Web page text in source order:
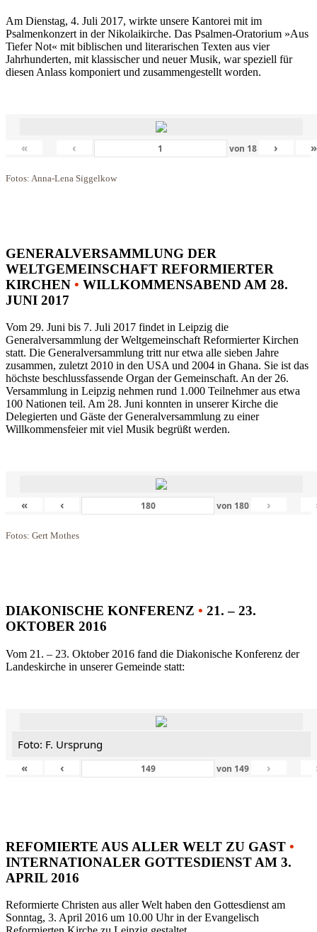
Am Dienstag, 4. Juli 2017, wirkte unsere Kantorei mit im
Psalmenkonzert in der Nikolaikirche. Das Psalmen-Oratorium »Aus
Tiefer Not« mit biblischen und literarischen Texten aus vier
Jahrhunderten, mit klassischer und neuer Musik, war speziell für
diesen Anlass komponiert und zusammengestellt worden.
« ‹ von 18 › »
Fotos: Anna-Lena Siggelkow
GENERALVERSAMMLUNG DER
WELTGEMEINSCHAFT REFORMIERTER
KIRCHEN • WILLKOMMENSABEND AM 28.
JUNI 2017
Vom 29. Juni bis 7. Juli 2017 findet in Leipzig die
Generalversammlung der Weltgemeinschaft Reformierter Kirchen
statt. Die Generalversammlung tritt nur etwa alle sieben Jahre
zusammen, zuletzt 2010 in den USA und 2004 in Ghana. Sie ist das
höchste beschlussfassende Organ der Gemeinschaft. An der 26.
Versammlung in Leipzig nehmen rund 1.000 Teilnehmer aus etwa
100 Nationen teil. Am 28. Juni konnten in unserer Kirche die
Delegierten und Gäste der Generalversammlung zu einer
Willkommensfeier mit viel Musik begrüßt werden.
« ‹ von 180 ›
Fotos: Gert Mothes
DIAKONISCHE KONFERENZ • 21. – 23.
OKTOBER 2016
Vom 21. – 23. Oktober 2016 fand die Diakonische Konferenz der
Landeskirche in unserer Gemeinde statt:
Foto: F. Ursprung
«
‹ von 149 ›
REFOMIERTE AUS ALLER WELT ZU GAST •
INTERNATIONALER GOTTESDIENST AM 3.
APRIL 2016
Reformierte Christen aus aller Welt haben den Gottesdienst am
Sonntag, 3. April 2016 um 10.00 Uhr in der Evangelisch